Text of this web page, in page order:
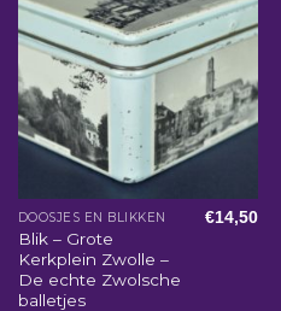
DOOSJES EN BLIKKEN
Blik – Grote
Kerkplein Zwolle –
De echte Zwolsche
balletjes
€14,50